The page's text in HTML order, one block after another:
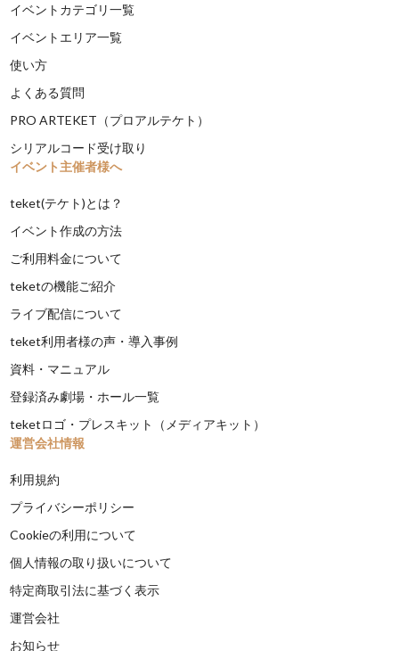
イベントカテゴリ一覧
イベントエリア一覧
使い方
よくある質問
PRO ARTEKET（プロアルテケト）
シリアルコード受け取り
イベント主催者様へ
teket(テケト)とは？
イベント作成の方法
ご利用料金について
teketの機能ご紹介
ライブ配信について
teket利用者様の声・導入事例
資料・マニュアル
登録済み劇場・ホール一覧
teketロゴ・プレスキット（メディアキット）
運営会社情報
利用規約
プライバシーポリシー
Cookieの利用について
個人情報の取り扱いについて
特定商取引法に基づく表示
運営会社
お知らせ